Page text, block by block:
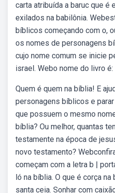
carta atribuída a baruc que é
exilados na babilônia.
bíblicos começando com o,
os nomes de personagens
cujo nome comum se inicie
israel. Webo nome do livro é:
Quem é quem na bíblia! E
personagens bíblicos e
que possuem o mesmo
bíblia? Ou melhor, quantas
testamente na época de
novo testamento?
começam com a letra b |
ló na bíblia. O que é corça
santa ceia. Sonhar com